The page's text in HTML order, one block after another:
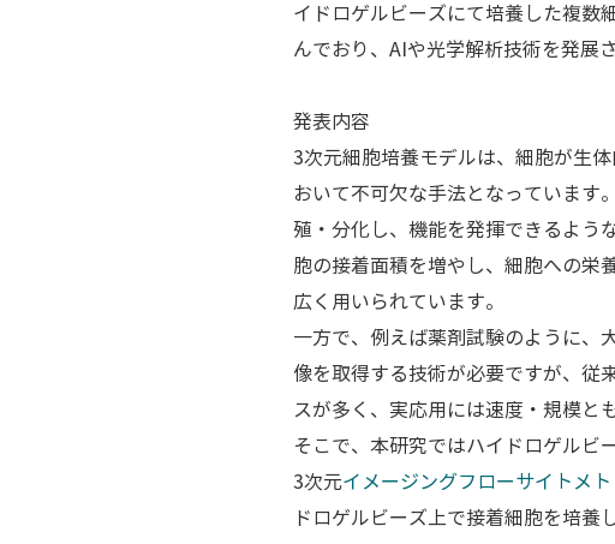
イドロゲルビーズにて培養した複数
んでおり、AIや光学解析技術を発展
発表内容
3次元細胞培養モデルは、細胞が生
おいて不可欠な手法となっています
殖・分化し、機能を発揮できるよう
胞の接着面積を増やし、細胞への栄
広く用いられています。
一方で、例えば薬剤試験のように、
像を取得する技術が必要ですが、従
スが多く、実応用には速度・規模と
そこで、本研究ではハイドロゲルビ
3次元イメージングフローサイトメト
ドロゲルビーズ上で接着細胞を培養